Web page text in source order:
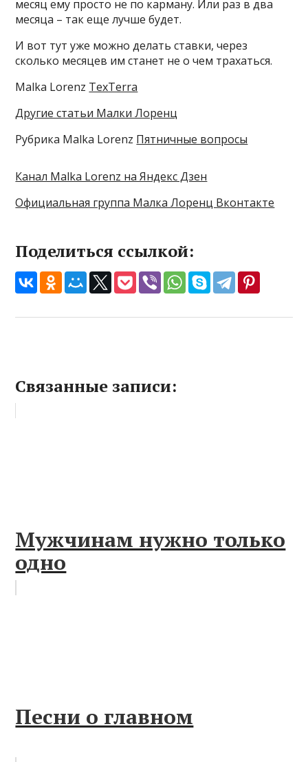
месяц ему просто не по карману. Или раз в два
месяца – так еще лучше будет.
И вот тут уже можно делать ставки, через
сколько месяцев им станет не о чем трахаться.
Malka Lorenz TexTerra
Другие статьи Малки Лоренц
Рубрика Malka Lorenz Пятничные вопросы
Канал Malka Lorenz на Яндекс Дзен
Официальная группа Малка Лоренц Вконтакте
Поделиться ссылкой:
Связанные записи:
Мужчинам нужно только
одно
Песни о главном